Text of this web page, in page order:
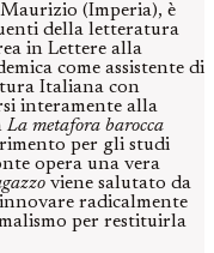
(Imperia), è
della letteratura
in Lettere alla
come assistente di
Italiana con
interamente alla
La metafora barocca
per gli studi
opera una vera
viene salutato da
radicalmente
per restituirla